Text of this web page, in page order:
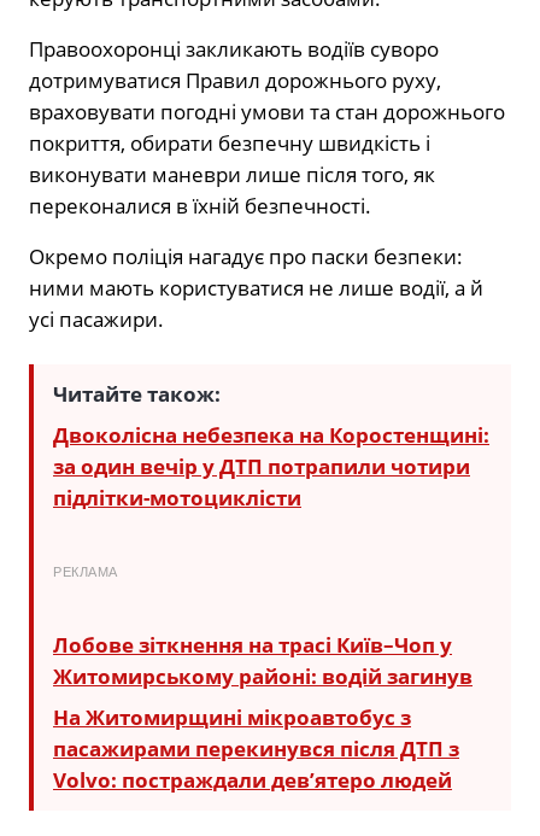
Правоохоронці закликають водіїв суворо
дотримуватися Правил дорожнього руху,
враховувати погодні умови та стан дорожнього
покриття, обирати безпечну швидкість і
виконувати маневри лише після того, як
переконалися в їхній безпечності.
Окремо поліція нагадує про паски безпеки:
ними мають користуватися не лише водії, а й
усі пасажири.
Читайте також:
Двоколісна небезпека на Коростенщині:
за один вечір у ДТП потрапили чотири
підлітки-мотоциклісти
РЕКЛАМА
Лобове зіткнення на трасі Київ–Чоп у
Житомирському районі: водій загинув
На Житомирщині мікроавтобус з
пасажирами перекинувся після ДТП з
Volvo: постраждали дев’ятеро людей